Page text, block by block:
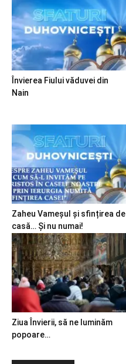
Învierea Fiului văduvei din
Nain
Zaheu Vameșul și sfințirea de
casă… Și nu numai!
Ziua Învierii, să ne luminăm
popoare…